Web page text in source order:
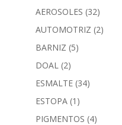
AEROSOLES (32)
AUTOMOTRIZ (2)
BARNIZ (5)
DOAL (2)
ESMALTE (34)
ESTOPA (1)
PIGMENTOS (4)